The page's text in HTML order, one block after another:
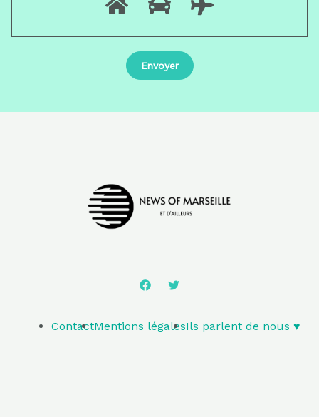
ContactMentions légalesIls parlent de nous ♥️